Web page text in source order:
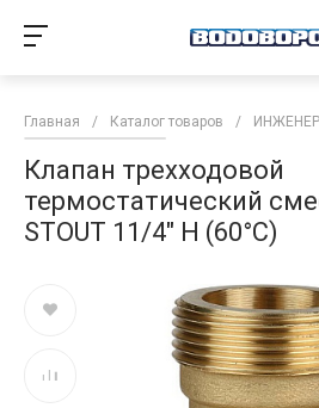
Главная / Каталог товаров /
Клапан трехходовой
термостатический
STOUT 11/4" Н (60°С)